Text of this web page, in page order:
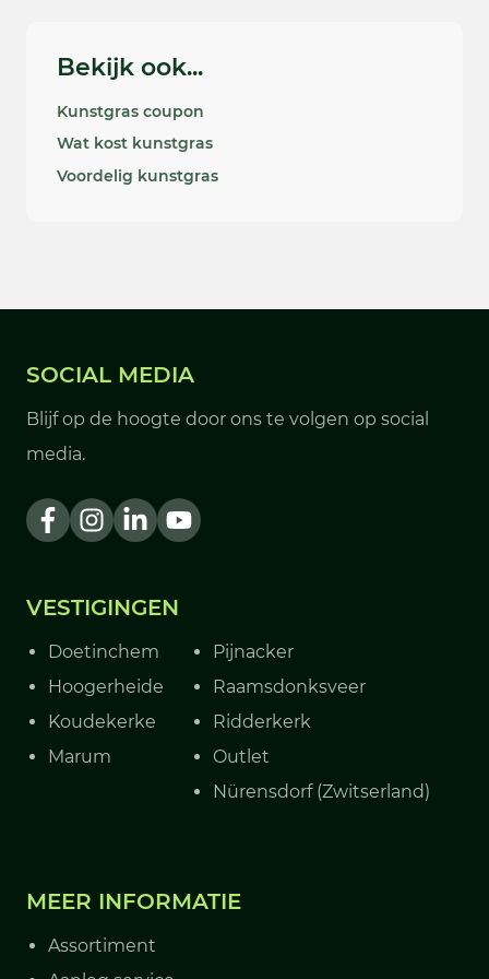
Bekijk ook...
Kunstgras coupon
Wat kost kunstgras
Voordelig kunstgras
SOCIAL MEDIA
Blijf op de hoogte door ons te volgen op social
media.
VESTIGINGEN
Doetinchem
Hoogerheide
Koudekerke
Marum
Pijnacker
Raamsdonksveer
Ridderkerk
Outlet
Nürensdorf (Zwitserland)
MEER INFORMATIE
Assortiment